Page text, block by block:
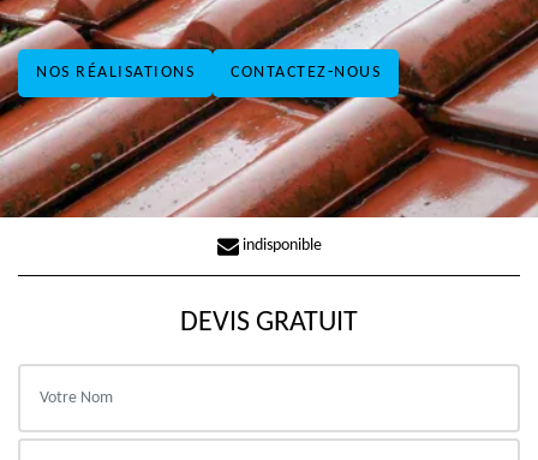
NOS RÉALISATIONS CONTACTEZ-NOUS
indisponible
DEVIS GRATUIT